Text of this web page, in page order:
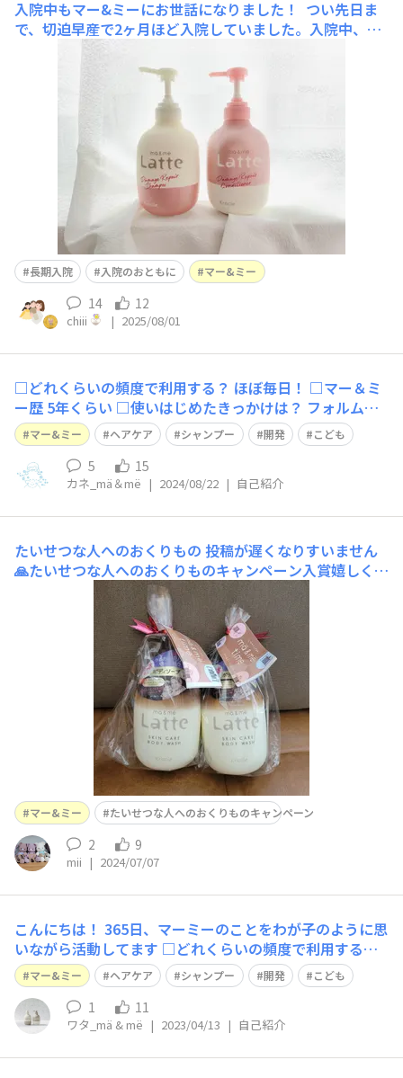
入院中もマー&ミーにお世話になりました！
つい先日ま
で、切迫早産で2ヶ月ほど入院していました。入院中、日
用品は持参することができたのでシャンプーとリンスはマ
ー&ミーのダメージリペアシリーズを持っていきました✨
他にも、スキンケアシリーズのボディーミルクとミストロ
ーションも持参しました！ 入院中は、アップル&
長期入院 入院のおともに マー&ミー
14 12
chiii | 2025/08/01
□どれくらいの頻度で利用する？ ほぼ毎日！ □マー＆ミ
ー歴 5年くらい □使いはじめたきっかけは？ フォルムも
デザインもとってもかわいいシャンプーが発売！と聞きつ
けて使い始めました。 □マー＆ミーのここが好き！ おう
ちの浴室に置いていてもとってもなじんでいてかわいいで
す。見た目がタイプ💛我が家
マー&ミー ヘアケア シャンプー 開発 こども
5 15
カネ_mä＆më | 2024/08/22 | 自己紹介
たいせつな人へのおくりもの 投稿が遅くなりすいません
🙏たいせつな人へのおくりものキャンペーン入賞嬉しく思
います♪素敵なご縁をいただきありがとうございます
❤️ 我が家は普段から液体タイプで、みんなで泡立て競争
して楽しんでいます🫧泡立ちが早くもっこもこになるこの
ボディソープがお気に入りです☆2歳の娘でも簡単に泡立
マー&ミー たいせつな人へのおくりものキャンペーン
2 9
mii | 2024/07/07
こんにちは！ 365日、マーミーのことをわが子のように思
いながら活動してます □どれくらいの頻度で利用する？
→商品開発テストのとき以外は毎日 □マー＆ミー歴
→ブランド誕生から □使いはじめたきっかけは？ →こ
んなシャンプーがあったらいいなと開発を担当 □マー＆
ミーのここが好き！ →髪の
マー&ミー ヘアケア シャンプー 開発 こども
1 11
ワタ_mä & më | 2023/04/13 | 自己紹介